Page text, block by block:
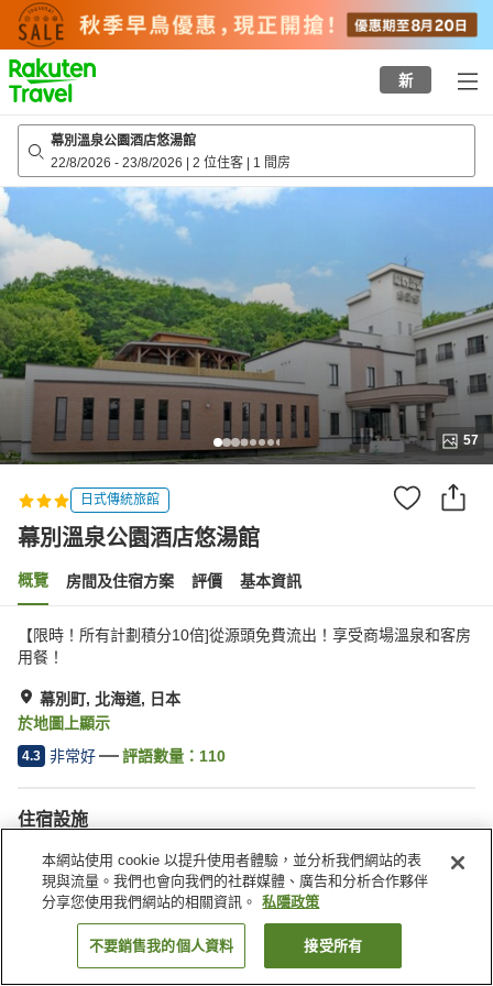
to
top
page
新
幕別溫泉公園酒店悠湯館
22/8/2026 - 23/8/2026 | 2 位住客 | 1 間房
57
日式傳統旅館
幕別溫泉公園酒店悠湯館
概覽 房間及住宿方案 評價 基本資訊
【限時！所有計劃積分10倍]從源頭免費流出！享受商場溫泉和客房
用餐！
幕別町, 北海道, 日本
於地圖上顯示
4.3 非常好 評語數量： 110
住宿設施
停車場
按摩浴缸
桑拿
咖啡廳
找客房
本網站使用 cookie 以提升使用者體驗，並分析我們網站的表
現與流量。我們也會向我們的社群媒體、廣告和分析合作夥伴
分享您使用我們網站的相關資訊。
私隱政策
不要銷售我的個人資料 接受所有